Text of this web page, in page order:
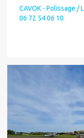
CAVOK - Polissage /
06 72 54 06 10